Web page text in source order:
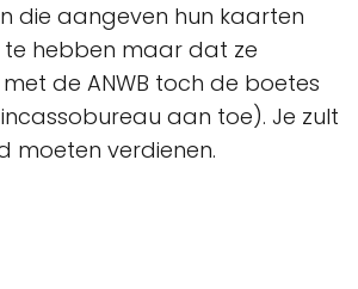
die aangeven hun kaarten
hebben maar dat ze
de ANWB toch de boetes
aan toe). Je zult
moeten verdienen.